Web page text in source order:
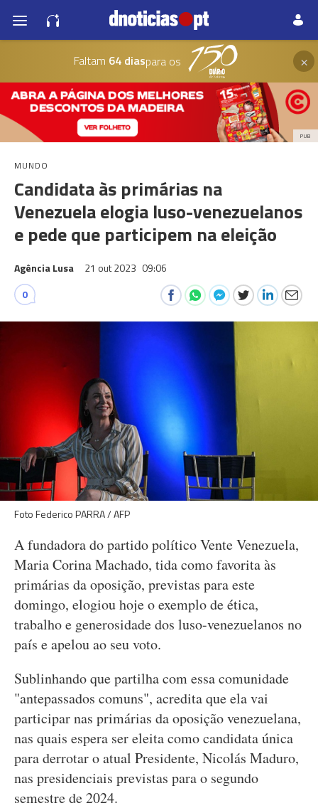
Faltam 64 diaspara os ×
PUB
MUNDO
Candidata às primárias na
Venezuela elogia luso-venezuelanos
e pede que participem na eleição
Agência Lusa 21 out 2023 09:06
0
Foto Federico PARRA / AFP
A fundadora do partido político Vente Venezuela,
Maria Corina Machado, tida como favorita às
primárias da oposição, previstas para este
domingo, elogiou hoje o exemplo de ética,
trabalho e generosidade dos luso-venezuelanos no
país e apelou ao seu voto.
Sublinhando que partilha com essa comunidade
"antepassados comuns", acredita que ela vai
participar nas primárias da oposição venezuelana,
nas quais espera ser eleita como candidata única
para derrotar o atual Presidente, Nicolás Maduro,
nas presidenciais previstas para o segundo
semestre de 2024.